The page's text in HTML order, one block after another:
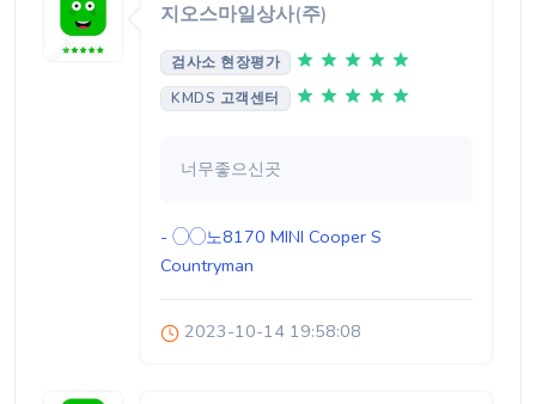
지오스마일상사(주)
검사소 현장평가
KMDS 고객센터
너무좋으신곳
- ◯◯노8170 MINI Cooper S
Countryman
2023-10-14 19:58:08